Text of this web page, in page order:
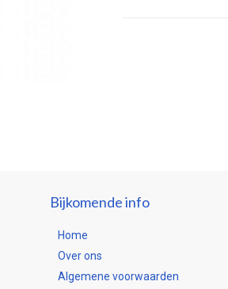
Bijkomende info
Home
Over ons
Algemene voorwaarden